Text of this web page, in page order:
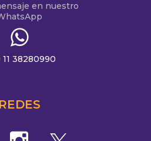
en nuestro
11 38280990
REDES